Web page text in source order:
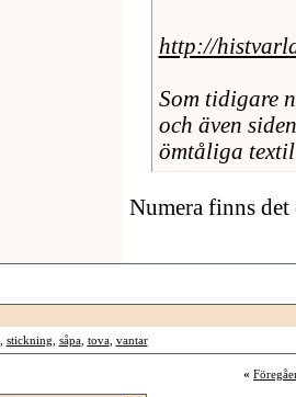
http://
Som tidigare
och även
ömtåliga
Numera finns det
stickning såpa, tova, vantar
«